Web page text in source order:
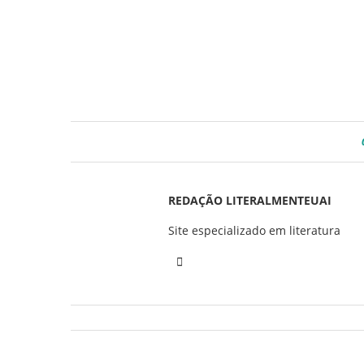
REDAÇÃO LITERALMENTEUAI
Site especializado em literatura